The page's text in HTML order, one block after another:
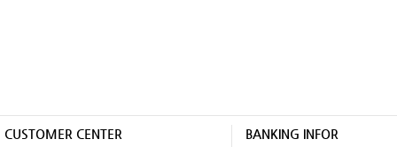
CUSTOMER CENTER
BANKING INFOR